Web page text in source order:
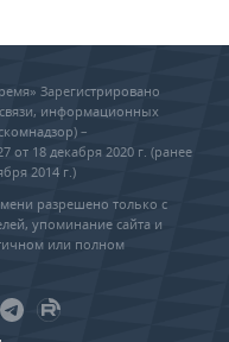
Зарегистрировано
информационных
–
18 декабря 2020 г. (ранее
2014 г.)
разрешено только с
упоминание сайта и
или полном